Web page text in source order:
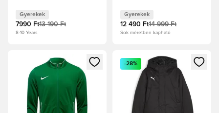
Gyerekek
7990 Ft13 190 Ft
8-10 Years
Gyerekek
12 490 Ft14 999 Ft
Sok méretben kapható
Megnyit egy modált a bejelentkezéshez vagy a tagként
Megnyit egy modált a
-28%